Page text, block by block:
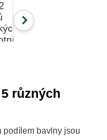
různých
podílem bavlny jsou